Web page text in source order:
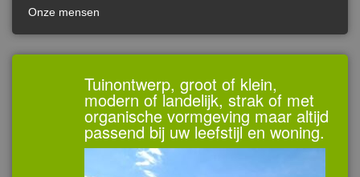
Onze mensen
Tuinontwerp, groot of klein,
modern of landelijk, strak of met
organische vormgeving maar altijd
passend bij uw leefstijl en woning.